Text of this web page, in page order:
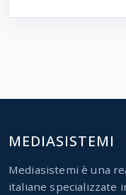
MEDIASISTEMI
Mediasistemi è una
italiane specializzate